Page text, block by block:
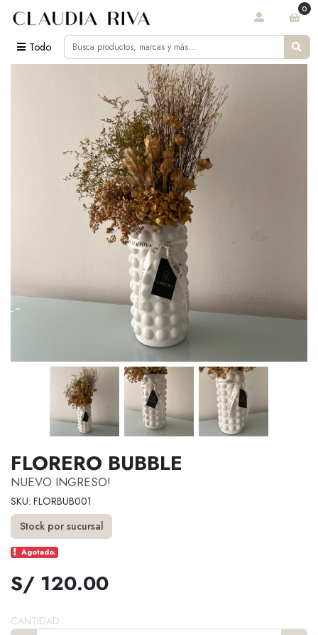
Todo
0
FLORERO BUBBLE
NUEVO INGRESO!
SKU: FLORBUB001
Stock por sucursal
Agotado.
S/ 120.00
CANTIDAD